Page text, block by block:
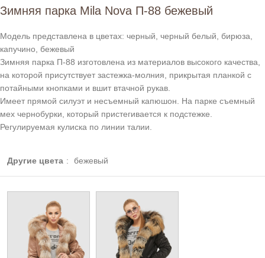
Зимняя парка Mila Nova П-88 бежевый
Модель представлена в цветах: черный, черный белый, бирюза,
капучино, бежевый
Зимняя парка П-88 изготовлена из материалов высокого качества,
на которой присутствует застежка-молния, прикрытая планкой с
потайными кнопками и вшит втачной рукав.
Имеет прямой силуэт и несъемный капюшон. На парке съемный
мех чернобурки, который пристегивается к подстежке.
Регулируемая кулиска по линии талии.
Другие цвета : бежевый